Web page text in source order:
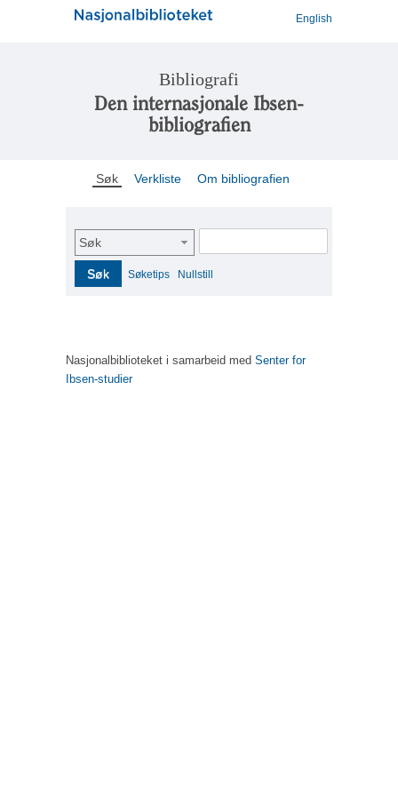
English
Bibliografi
Den internasjonale Ibsen-
bibliografien
Søk Verkliste Om bibliografien
Søk
Søk Søketips Nullstill
Nasjonalbiblioteket i samarbeid med Senter for
Ibsen-studier